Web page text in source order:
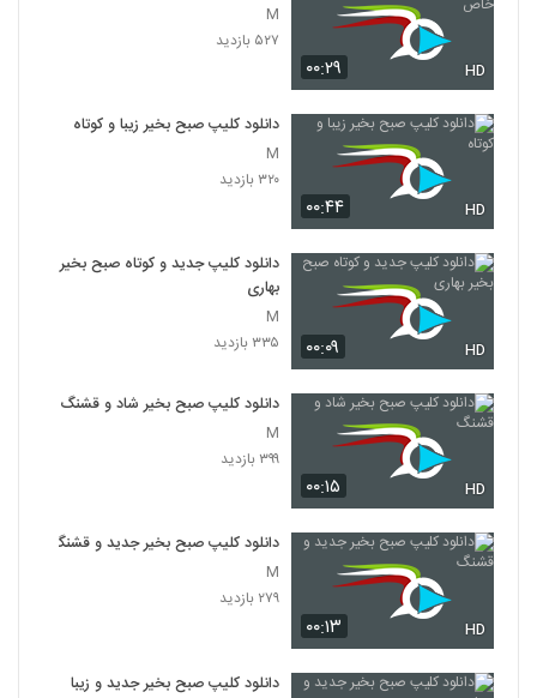
۰۰:۲۹ HD
M
۵۲۷ بازدید
۰۰:۴۴ HD
دانلود کلیپ صبح بخیر زیبا و کوتاه
M
۳۲۰ بازدید
۰۰:۰۹ HD
دانلود کلیپ جدید و کوتاه صبح بخیر
بهاری
M
۳۳۵ بازدید
۰۰:۱۵ HD
دانلود کلیپ صبح بخیر شاد و قشنگ
M
۳۹۹ بازدید
۰۰:۱۳ HD
دانلود کلیپ صبح بخیر جدید و قشنگ
M
۲۷۹ بازدید
دانلود کلیپ صبح بخیر جدید و زیبا